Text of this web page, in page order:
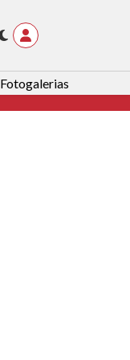
Fotogalerias